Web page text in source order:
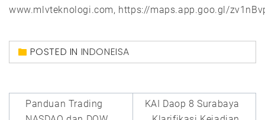
www.mlvteknologi.com, https://maps.app.goo.gl/
POSTED IN INDONEISA
Post
Panduan Trading
KAI Daop 8 Surabaya